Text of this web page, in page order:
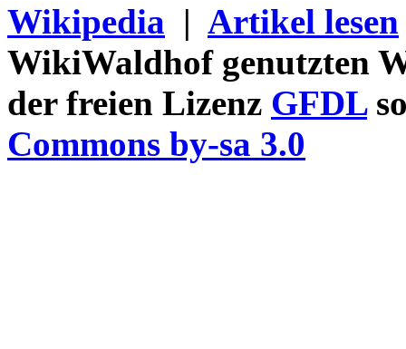
Wikipedia | Artikel lesen
WikiWaldhof genutzten
der freien Lizenz GFDL
Commons by-sa 3.0